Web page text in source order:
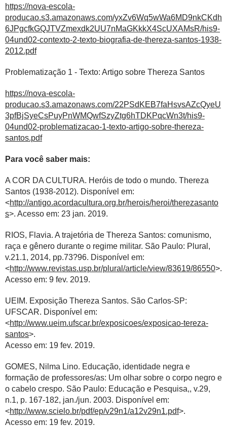
https://nova-escola-
producao.s3.amazonaws.com/yxZv6Wq5wWa6MD9nkCKdh
6JPgcfkGQJTVZmexdk2UU7nMaGKkkX4ScUXAMsR/his9-
04und02-contexto-2-texto-biografia-de-thereza-santos-1938-
2012.pdf
Problematização 1 - Texto: Artigo sobre Thereza Santos
https://nova-escola-
producao.s3.amazonaws.com/22PSdKEB7faHsvsAZcQyeU
3pfBjSyeCsPuyPnWMQwfSzyZtg6hTDKPqcWn3t/his9-
04und02-problematizacao-1-texto-artigo-sobre-thereza-
santos.pdf
Para você saber mais:
A COR DA CULTURA. Heróis de todo o mundo. Thereza
Santos (1938-2012). Disponível em:
<http://antigo.acordacultura.org.br/herois/heroi/therezasanto
s>. Acesso em: 23 jan. 2019.
RIOS, Flavia. A trajetória de Thereza Santos: comunismo,
raça e gênero durante o regime militar. São Paulo: Plural,
v.21.1, 2014, pp.73?96. Disponível em:
<http://www.revistas.usp.br/plural/article/view/83619/86550>.
Acesso em: 9 fev. 2019.
UEIM. Exposição Thereza Santos. São Carlos-SP:
UFSCAR. Disponível em:
<http://www.ueim.ufscar.br/exposicoes/exposicao-tereza-
santos>.
Acesso em: 19 fev. 2019.
GOMES, Nilma Lino. Educação, identidade negra e
formação de professores/as: Um olhar sobre o corpo negro e
o cabelo crespo. São Paulo: Educação e Pesquisa,, v.29,
n.1, p. 167-182, jan./jun. 2003. Disponível em:
<http://www.scielo.br/pdf/ep/v29n1/a12v29n1.pdf>.
Acesso em: 19 fev. 2019.